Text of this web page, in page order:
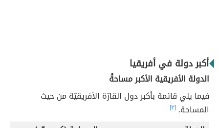
أكبر دولة في أفريقيا
الدولة الأفريقية الأكبر مساحةً
فيما يلي قائمة بأكبر دول القارّة الأفريقيّة من حيث
المساحة. [٣]